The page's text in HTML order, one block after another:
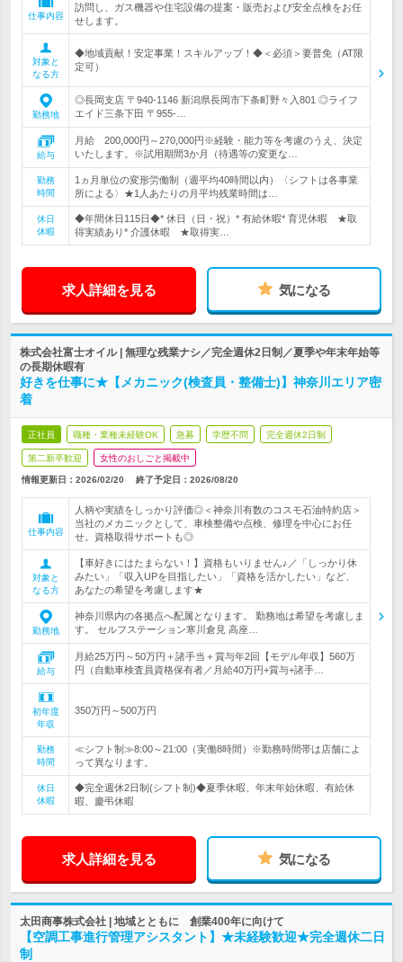
仕事内容
訪問し、ガス機器や住宅設備の提案・販売および安全点検をお任
せします。
対象と
なる方
◆地域貢献！安定事業！スキルアップ！◆＜必須＞要普免（AT限
定可）
勤務地
◎長岡支店 〒940-1146 新潟県長岡市下条町野々入801 ◎ライフ
エイド三条下田 〒955-…
給与
月給 200,000円～270,000円※経験・能力等を考慮のうえ、決定
いたします。※試用期間3か月（待遇等の変更な…
勤務
時間
1ヵ月単位の変形労働制（週平均40時間以内）〈シフトは各事業
所による〉★1人あたりの月平均残業時間は…
休日
休暇
◆年間休日115日◆* 休日（日・祝）* 有給休暇* 育児休暇 ★取
得実績あり* 介護休暇 ★取得実…
求人詳細を見る 気になる
株式会社富士オイル | 無理な残業ナシ／完全週休2日制／夏季や年末年始等
の長期休暇有
好きを仕事に★【メカニック(検査員・整備士)】神奈川エリア密
着
正社員 職種・業種未経験OK 急募 学歴不問 完全週休2日制
第二新卒歓迎 女性のおしごと掲載中
情報更新日：2026/02/20 終了予定日： 2026/08/20
仕事内容
人柄や実績をしっかり評価◎＜神奈川有数のコスモ石油特約店＞
当社のメカニックとして、車検整備や点検、修理を中心にお任
せ。資格取得サポートも◎
対象と
なる方
【車好きにはたまらない！】資格もいりません♪／「しっかり休
みたい」「収入UPを目指したい」「資格を活かしたい」など、
あなたの希望を考慮します★
勤務地
神奈川県内の各拠点へ配属となります。 勤務地は希望を考慮しま
す。 セルフステーション寒川倉見 高座…
給与
月給25万円～50万円＋諸手当＋賞与年2回【モデル年収】560万
円（自動車検査員資格保有者／月給40万円+賞与+諸手…
初年度
年収
350万円～500万円
勤務
時間
≪シフト制≫8:00～21:00（実働8時間）※勤務時間帯は店舗によ
って異なります。
休日
休暇
◆完全週休2日制(シフト制)◆夏季休暇、年末年始休暇、有給休
暇、慶弔休暇
求人詳細を見る 気になる
太田商事株式会社 | 地域とともに 創業400年に向けて
【空調工事進行管理アシスタント】★未経験歓迎★完全週休二日
制